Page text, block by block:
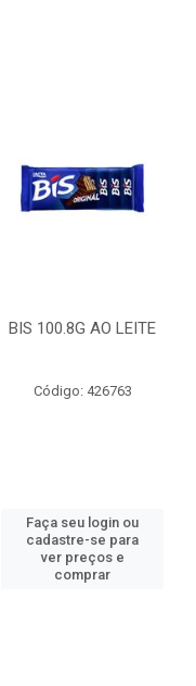
BIS 100.8G AO LEITE
Código: 426763
Faça seu login ou
cadastre-se para
ver preços e
comprar